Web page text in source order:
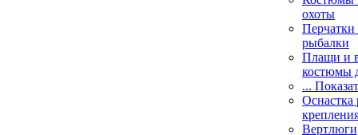
охоты
Перчатки
рыбалки
Плащи и
костюмы
...
Оснастка